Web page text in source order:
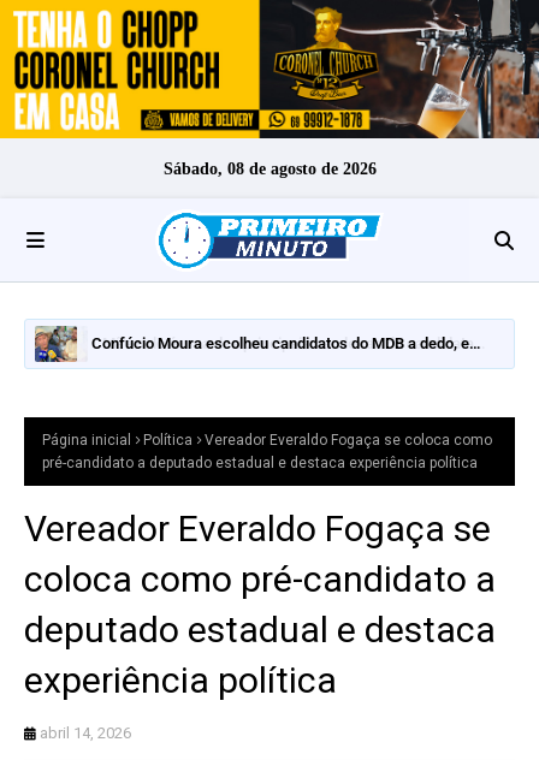
Sábado, 08 de agosto de 2026
Confúcio Moura escolheu candidatos do MDB a dedo, e
Página inicial Política
Vereador Everaldo Fogaça se coloca como
pré-candidato a deputado estadual e destaca experiência política
Vereador Everaldo Fogaça se
coloca como pré-candidato a
deputado estadual e destaca
experiência política
abril 14, 2026